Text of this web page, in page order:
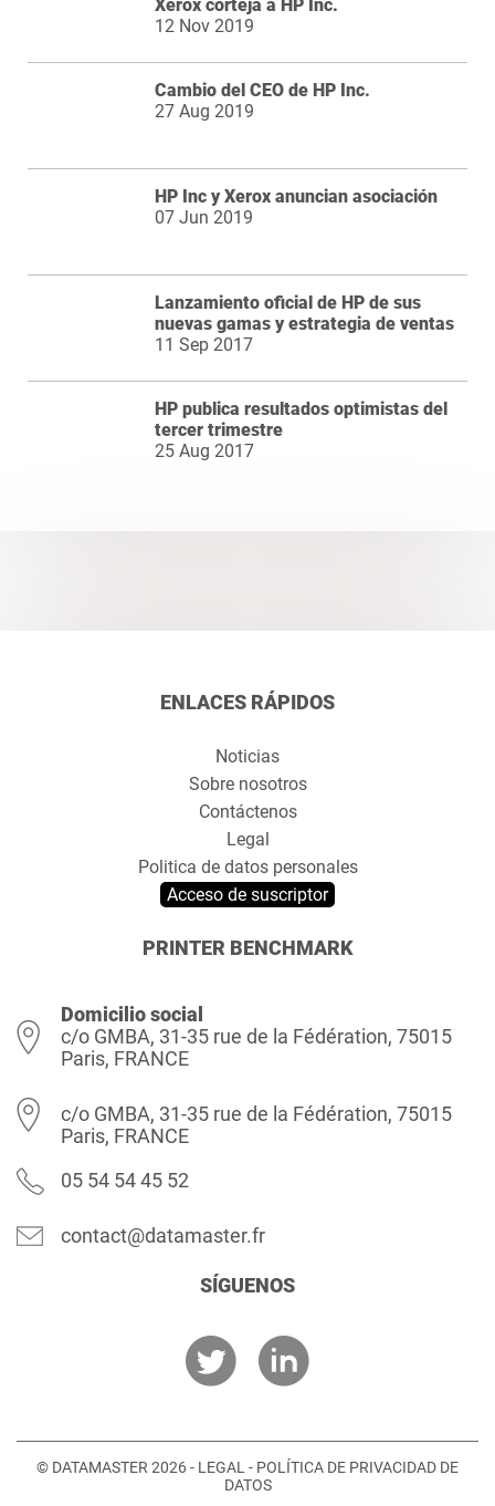
Xerox corteja a HP Inc.
12 Nov 2019
Cambio del CEO de HP Inc.
27 Aug 2019
HP Inc y Xerox anuncian asociación
07 Jun 2019
Lanzamiento oficial de HP de sus
nuevas gamas y estrategia de ventas
11 Sep 2017
HP publica resultados optimistas del
tercer trimestre
25 Aug 2017
ENLACES RÁPIDOS
Noticias
Sobre nosotros
Contáctenos
Legal
Politica de datos personales
Acceso de suscriptor
PRINTER BENCHMARK
Domicilio social
c/o GMBA, 31-35 rue de la Fédération, 75015
Paris, FRANCE
c/o GMBA, 31-35 rue de la Fédération, 75015
Paris, FRANCE
05 54 54 45 52
contact@datamaster.fr
SÍGUENOS
© DATAMASTER 2026 - LEGAL - POLÍTICA DE PRIVACIDAD DE
DATOS